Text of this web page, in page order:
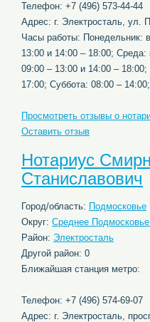
Телефон: +7 (496) 573-44-44
Адрес: г. Электросталь, ул.
Часы работы: Понедельник:
13:00 и 14:00 – 18:00; Среда:
09:00 – 13:00 и 14:00 –
17:00; Суббота: 08:00 –
Просмотреть отзывы о
Оставить отзыв
Нотариус
Станиславович
Город/область: Подмосковье
Округ: Среднее
Район: Электросталь
Другой район: 0
Ближайшая станция метро:
Телефон: +7 (496) 574-69-07
Адрес: г. Электросталь,